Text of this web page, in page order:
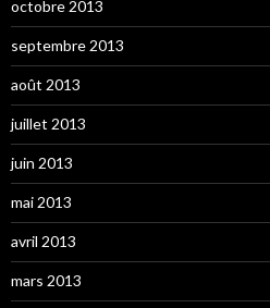
octobre 2013
septembre 2013
août 2013
juillet 2013
juin 2013
mai 2013
avril 2013
mars 2013